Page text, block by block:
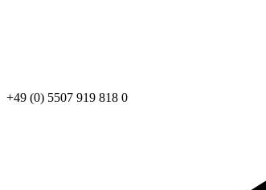
+49 (0) 5507 919 818 0